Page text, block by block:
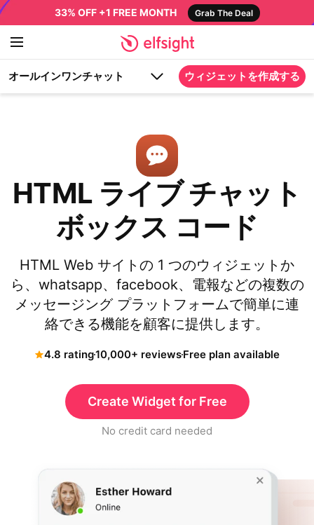
33% OFF +1 FREE MONTH Grab The Deal
オールインワンチャット ウィジェットを作成する
HTML ライブ チャット
ボックス コード
HTML Web サイトの 1 つのウィジェットか
ら、whatsapp、facebook、電報などの複数の
メッセージング プラットフォームで簡単に連
絡できる機能を顧客に提供します。
4.8 rating10,000+ reviewsFree plan available
Create Widget for Free
No credit card needed